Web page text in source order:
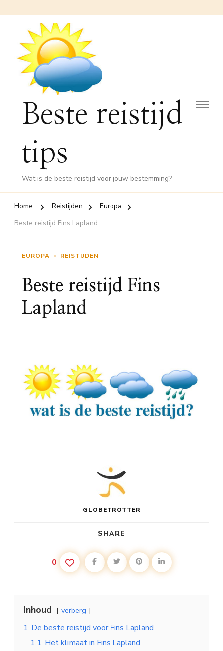
Beste reistijd
tips
Wat is de beste reistijd voor jouw bestemming?
Home Reistijden
Europa
Beste reistijd Fins Lapland
EUROPA REISTIJDEN
Beste reistijd Fins
Lapland
GLOBETROTTER
SHARE
0
Inhoud verberg
1 De beste reistijd voor Fins Lapland
1.1 Het klimaat in Fins Lapland